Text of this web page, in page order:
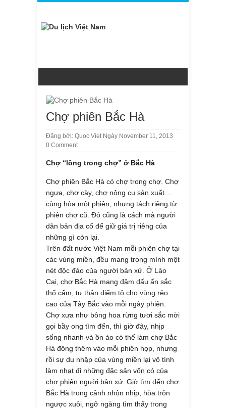
Chợ phiên Bắc Hà
Đăng bởi: Quoc Viet Ngày November 11, 2013
0 Comment
Chợ “lồng trong chợ” ở Bắc Hà
Chợ phiên Bắc Hà có chợ trong chợ. Chợ
ngựa, chợ cày, chợ nông cụ sản xuất…
cùng hòa một phiên, nhưng tách riêng từ
phiên chợ cũ. Đó cũng là cách mà người
dân bản địa cố để giữ giá trị riêng của
những gì còn lại.
Trên đất nước Việt Nam mỗi phiên chợ tại
các vùng miền, đều mang trong mình một
nét độc đáo của người bản xứ. Ở Lào
Cai, chợ Bắc Hà mang đậm dấu ấn sắc
thổ cẩm, tự thân điểm tô cho vùng rẻo
cao của Tây Bắc vào mỗi ngày phiên.
Chợ xưa như bông hoa rừng tươi sắc mời
gọi bầy ong tìm đến, thì giờ đây, nhịp
sống nhanh và ồn ào có thể làm chợ Bắc
Hà đông thêm vào mỗi phiên họp, nhưng
rồi sự du nhập của vùng miền lại vô tình
làm nhạt đi những đặc sản vốn có của
chợ phiên người bản xứ. Giờ tìm đến chợ
Bắc Hà trong cảnh nhộn nhịp, hòa trộn
ngược xuôi, ngỡ ngàng tìm thấy trong